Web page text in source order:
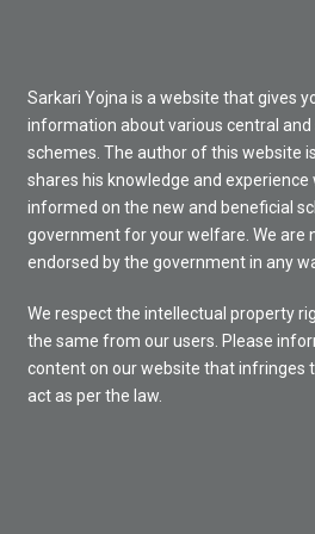
Sarkari Yojna is a website that gives
information about various central
schemes. The author of this website
shares his knowledge and experience
informed on the new and beneficial
government for your welfare. We are
endorsed by the government in any
We respect the intellectual property
the same from our users. Please
content on our website that infringes
act as per the law.